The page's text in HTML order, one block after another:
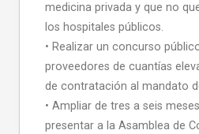
medicina privada y que no
los hospitales públicos.
• Realizar un concurso
proveedores de cuantías
de contratación al mandato
• Ampliar de tres a seis
presentar a la Asamblea de